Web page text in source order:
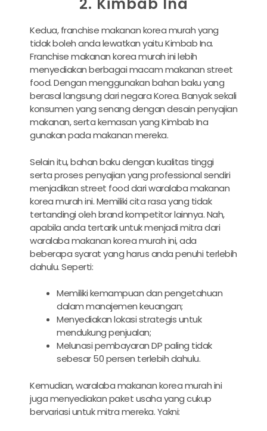
2. Kimbab Ina
Kedua, franchise makanan korea murah yang
tidak boleh anda lewatkan yaitu Kimbab Ina.
Franchise makanan korea murah ini lebih
menyediakan berbagai macam makanan street
food. Dengan menggunakan bahan baku yang
berasal langsung dari negara Korea. Banyak sekali
konsumen yang senang dengan desain penyajian
makanan, serta kemasan yang Kimbab Ina
gunakan pada makanan mereka.
Selain itu, bahan baku dengan kualitas tinggi
serta proses penyajian yang professional sendiri
menjadikan street food dari waralaba makanan
korea murah ini. Memiliki cita rasa yang tidak
tertandingi oleh brand kompetitor lainnya. Nah,
apabila anda tertarik untuk menjadi mitra dari
waralaba makanan korea murah ini, ada
beberapa syarat yang harus anda penuhi terlebih
dahulu. Seperti:
Memiliki kemampuan dan pengetahuan
dalam manajemen keuangan;
Menyediakan lokasi strategis untuk
mendukung penjualan;
Melunasi pembayaran DP paling tidak
sebesar 50 persen terlebih dahulu.
Kemudian, waralaba makanan korea murah ini
juga menyediakan paket usaha yang cukup
bervariasi untuk mitra mereka. Yakni: